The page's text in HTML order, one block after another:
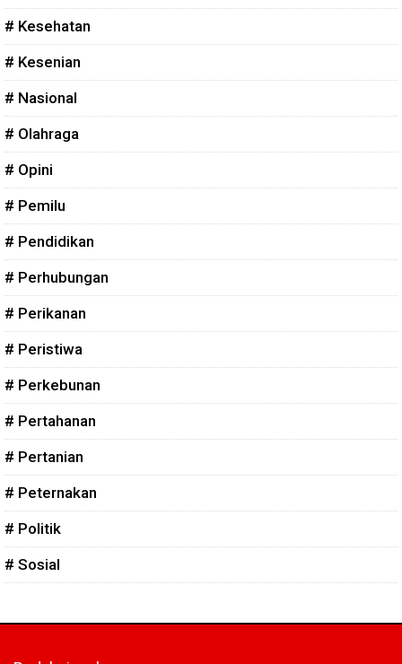
# Kesehatan
# Kesenian
# Nasional
# Olahraga
# Opini
# Pemilu
# Pendidikan
# Perhubungan
# Perikanan
# Peristiwa
# Perkebunan
# Pertahanan
# Pertanian
# Peternakan
# Politik
# Sosial